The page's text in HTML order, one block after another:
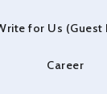
for Us (Guest
Career